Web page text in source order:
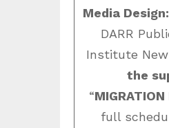
Media Design:
DARR
Institute New
the
“MIGRATION
full